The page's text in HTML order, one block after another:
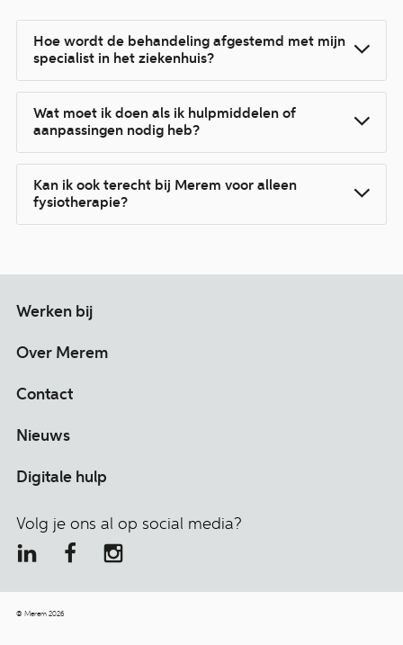
Hoe wordt de behandeling afgestemd met mijn
specialist in het ziekenhuis?
Wat moet ik doen als ik hulpmiddelen of
aanpassingen nodig heb?
Kan ik ook terecht bij Merem voor alleen
fysiotherapie?
Werken bij
Over Merem
Contact
Nieuws
Digitale hulp
Volg je ons al op social media?
© Merem 2026